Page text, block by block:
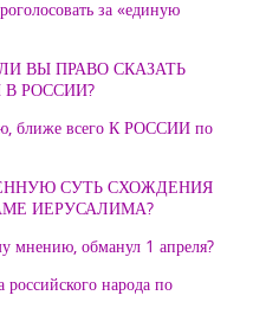
за «единую
ВЫ ПРАВО СКАЗАТЬ
РОССИИ?
ближе всего К РОССИИ по
СУТЬ СХОЖДЕНИЯ
ИЕРУСАЛИМА?
мнению, обманул 1 апреля?
российского народа по